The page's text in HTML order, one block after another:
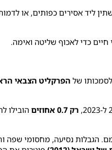
ליד אסירים כפותים, או
כדי לאכוף שליטה ואימה.
של הפרקליט הצבאי
רק 0.7 אחוזים
הובילו
הגבלות נסיעה, מחסומי שפה